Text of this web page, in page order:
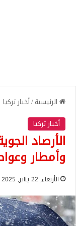
الرئيسية/أخبار تركيا
أخبار تركيا
الأرصاد
وأمطار
الأربعاء, 22 يناير, 2025